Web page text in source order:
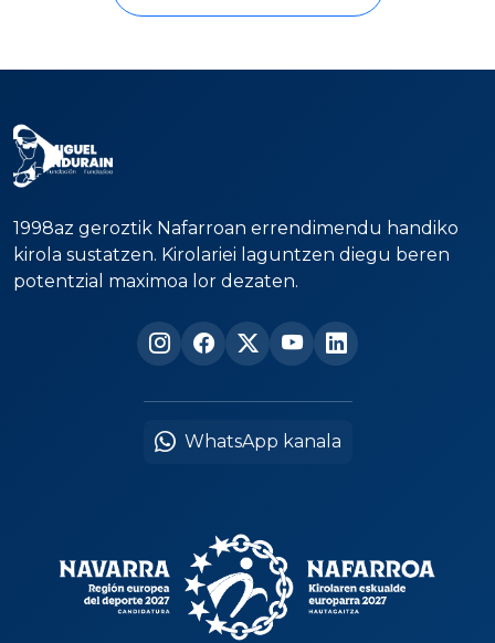
1998az geroztik Nafarroan errendimendu handiko
kirola sustatzen. Kirolariei laguntzen diegu beren
potentzial maximoa lor dezaten.
WhatsApp kanala